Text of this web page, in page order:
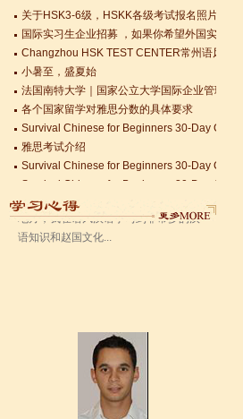
国际实习生企业招募 ，如果你希望外国实习
Changzhou HSK TEST CENTER常州语风
小暑至，盛夏始
法国南特大学｜国家公立大学国际企业管理硕
各个国家留学对雅思分数的具体要求
Survival Chinese for Beginners 30-Day
雅思考试介绍
Survival Chinese for Beginners 30-Day
Survival Chinese for Beginners 30-Day
国际实习生企业招募 ，如果你希望外国实习生
Changzhou HSK TEST CENTER常州语风
语风汉语无锡校 Zack
我叫Zack,我是法国人，无锡语风汉教中
心是一个学习中国文化和对外汉语的好
地方，我在语风汉语学习到非常多的汉
语知识和赵国文化...
语风汉语学生Kevin
语风汉语是一个最理想的学习汉语和中